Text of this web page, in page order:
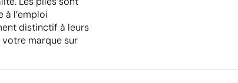
à l’emploi
distinctif à leurs
marque sur